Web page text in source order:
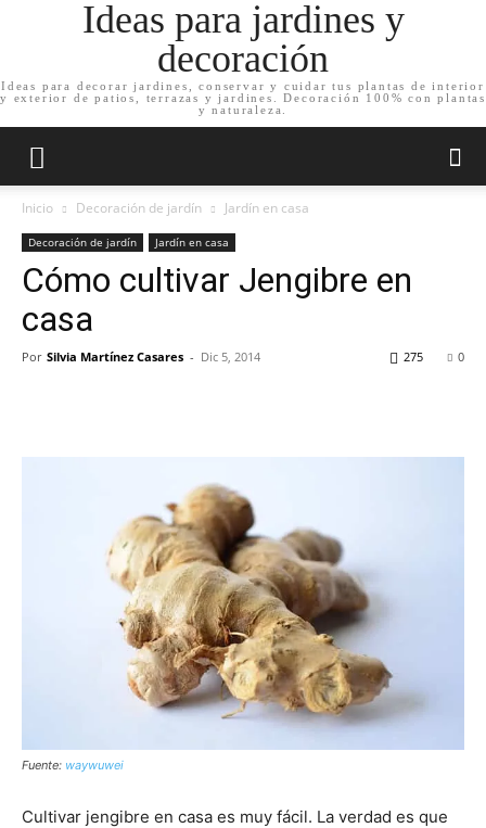
Ideas para jardines y
decoración
Ideas para decorar jardines, conservar y cuidar tus plantas de interior
y exterior de patios, terrazas y jardines. Decoración 100% con plantas
y naturaleza.
Inicio Decoración de jardín Jardín en casa
Decoración de jardín Jardín en casa
Cómo cultivar Jengibre en
casa
Por Silvia Martínez Casares - Dic 5, 2014 0
275
Fuente: waywuwei
Cultivar jengibre en casa es muy fácil. La verdad es que